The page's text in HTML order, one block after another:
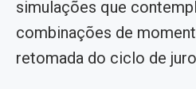
simulações que
combinações de
retomada do ciclo de